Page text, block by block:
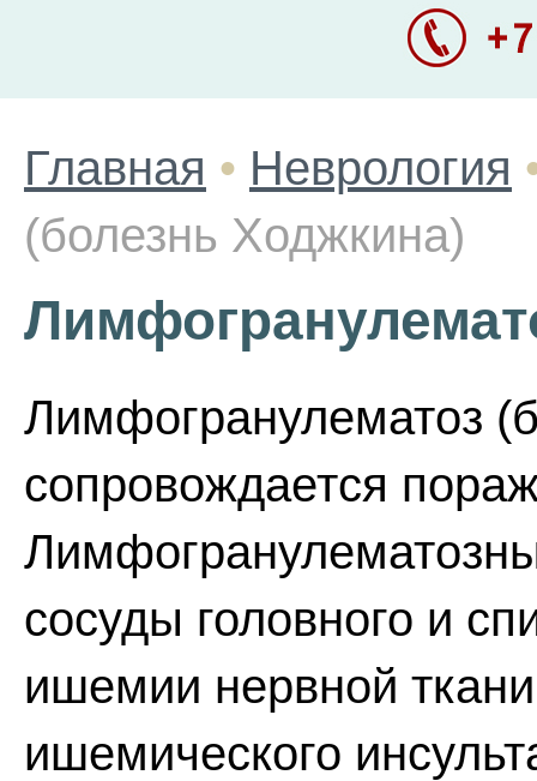
Главная • Неврология
(болезнь Ходжкина)
Лимфогранулематоз
сопровождается
сосуды головного и
ишемии нервной
ишемического